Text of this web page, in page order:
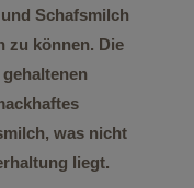
Schafsmilch
zu können. Die
was nicht
liegt.